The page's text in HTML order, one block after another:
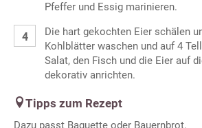
Pfeffer und Essig marinieren.
Die hart gekochten Eier schälen
Kohlblätter waschen und auf 4
Salat, den Fisch und die Eier auf
dekorativ anrichten.
Tipps zum Rezept
Dazu passt Baguette oder Bauernbrot.